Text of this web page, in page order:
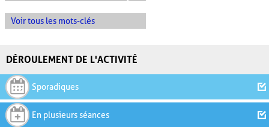
Voir tous les mots-clés
DÉROULEMENT DE L'ACTIVITÉ
Sporadiques
En plusieurs séances